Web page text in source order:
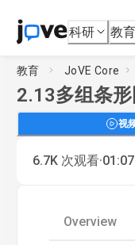
科研 教育
教育 JoVE Core
2.13多组条形
视
6.7K 次观看·01:07
Overview